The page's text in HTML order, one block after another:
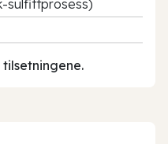
sulfittprosess)
tilsetningene.